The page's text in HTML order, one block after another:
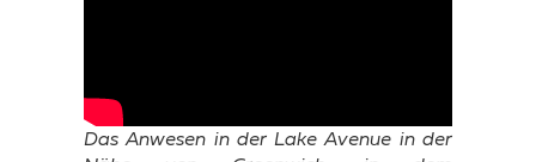
Das Anwesen in der Lake Avenue in der